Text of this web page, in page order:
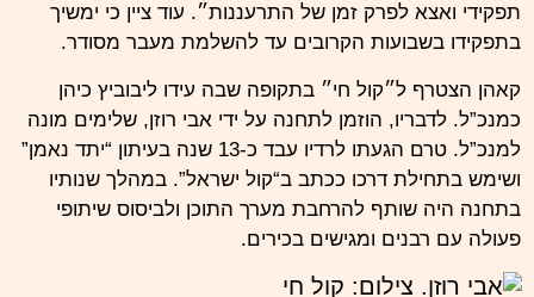
תפקידי ואצא לפרק זמן של התרעננות״. עוד ציין כי ימשיך
בתפקידו בשבועות הקרובים עד להשלמת מעבר מסודר.
קאהן הצטרף ל״קול חי״ בתקופה שבה עידו ליבוביץ כיהן
כמנכ”ל. לדבריו, הוזמן לתחנה על ידי אבי רוזן, שלימים מונה
למנכ”ל. טרם הגעתו לרדיו עבד כ-13 שנה בעיתון “יתד נאמן”
ושימש בתחילת דרכו ככתב ב“קול ישראל”. במהלך שנותיו
בתחנה היה שותף להרחבת מערך התוכן ולביסוס שיתופי
פעולה עם רבנים ומגישים בכירים.